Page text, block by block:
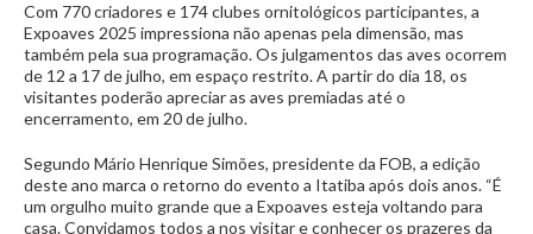
Com 770 criadores e 174 clubes ornitológicos participantes, a
Expoaves 2025 impressiona não apenas pela dimensão, mas
também pela sua programação. Os julgamentos das aves ocorrem
de 12 a 17 de julho, em espaço restrito. A partir do dia 18, os
visitantes poderão apreciar as aves premiadas até o
encerramento, em 20 de julho.
Segundo Mário Henrique Simões, presidente da FOB, a edição
deste ano marca o retorno do evento a Itatiba após dois anos. “É
um orgulho muito grande que a Expoaves esteja voltando para
casa. Convidamos todos a nos visitar e conhecer os prazeres da